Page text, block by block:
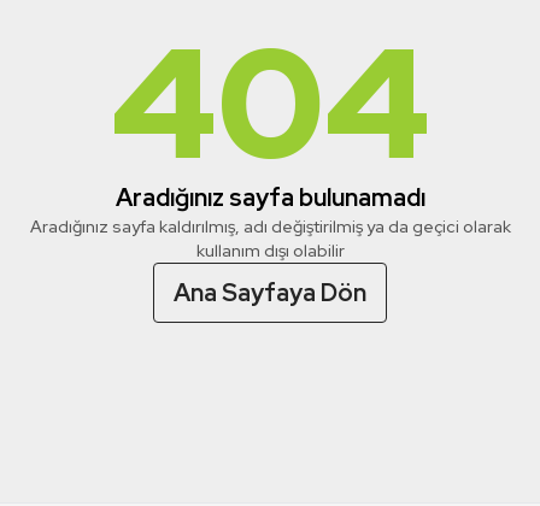
404
Aradığınız sayfa bulunamadı
Aradığınız sayfa kaldırılmış, adı değiştirilmiş ya da geçici olarak
kullanım dışı olabilir
Ana Sayfaya Dön